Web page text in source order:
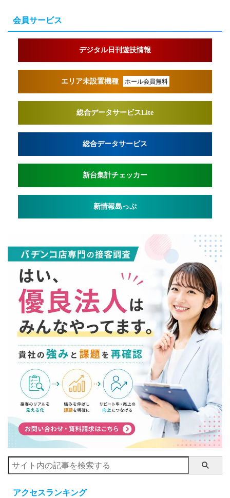
会員サービス
デジタル日刊遊技情報
エリア未設置機種 ホール会員無料
総合データサービスLite
総合データサービス
新台集計チェッカー
新情報島っぷ
アクセスランキング